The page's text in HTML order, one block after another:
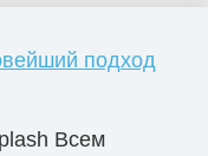
подход
Всем